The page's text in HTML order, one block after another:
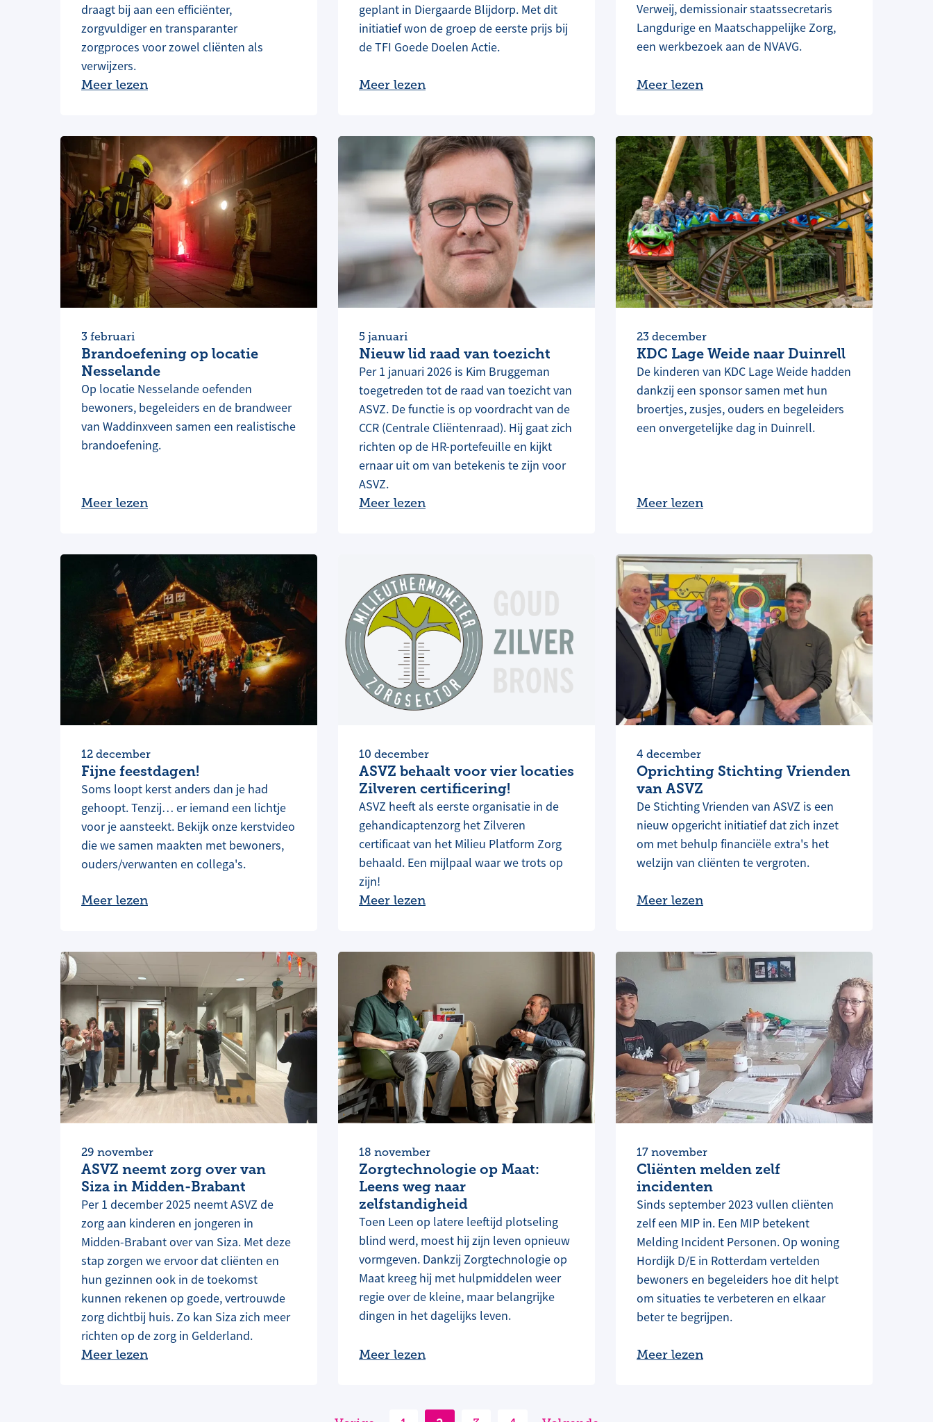
draagt bij aan een efficiënter,
zorgvuldiger en transparanter
zorgproces voor zowel cliënten als
verwijzers.
Meer lezen
geplant in Diergaarde Blijdorp. Met dit
initiatief won de groep de eerste prijs bij
de TFI Goede Doelen Actie.
Meer lezen
Verweij, demissionair staatssecretaris
Langdurige en Maatschappelijke Zorg,
een werkbezoek aan de NVAVG.
Meer lezen
Brandoefening op locatie
Nesselande
3 februari
Op locatie Nesselande oefenden
bewoners, begeleiders en de brandweer
van Waddinxveen samen een realistische
brandoefening.
Meer lezen
Nieuw lid raad van toezicht
5 januari
Per 1 januari 2026 is Kim Bruggeman
toegetreden tot de raad van toezicht van
ASVZ. De functie is op voordracht van de
CCR (Centrale Cliëntenraad). Hij gaat zich
richten op de HR-portefeuille en kijkt
ernaar uit om van betekenis te zijn voor
ASVZ.
Meer lezen
KDC Lage Weide naar Duinrell
23 december
De kinderen van KDC Lage Weide hadden
dankzij een sponsor samen met hun
broertjes, zusjes, ouders en begeleiders
een onvergetelijke dag in Duinrell.
Meer lezen
Fijne feestdagen!
12 december
Soms loopt kerst anders dan je had
gehoopt. Tenzij… er iemand een lichtje
voor je aansteekt. Bekijk onze kerstvideo
die we samen maakten met bewoners,
ouders/verwanten en collega's.
Meer lezen
ASVZ behaalt voor vier locaties
Zilveren certificering!
10 december
ASVZ heeft als eerste organisatie in de
gehandicaptenzorg het Zilveren
certificaat van het Milieu Platform Zorg
behaald. Een mijlpaal waar we trots op
zijn!
Meer lezen
Oprichting Stichting Vrienden
van ASVZ
4 december
De Stichting Vrienden van ASVZ is een
nieuw opgericht initiatief dat zich inzet
om met behulp financiële extra's het
welzijn van cliënten te vergroten.
Meer lezen
ASVZ neemt zorg over van
Siza in Midden-Brabant
29 november
Per 1 december 2025 neemt ASVZ de
zorg aan kinderen en jongeren in
Midden-Brabant over van Siza. Met deze
stap zorgen we ervoor dat cliënten en
hun gezinnen ook in de toekomst
kunnen rekenen op goede, vertrouwde
zorg dichtbij huis. Zo kan Siza zich meer
richten op de zorg in Gelderland.
Meer lezen
Zorgtechnologie op Maat:
Leens weg naar
zelfstandigheid
18 november
Toen Leen op latere leeftijd plotseling
blind werd, moest hij zijn leven opnieuw
vormgeven. Dankzij Zorgtechnologie op
Maat kreeg hij met hulpmiddelen weer
regie over de kleine, maar belangrijke
dingen in het dagelijks leven.
Meer lezen
Cliënten melden zelf
incidenten
17 november
Sinds september 2023 vullen cliënten
zelf een MIP in. Een MIP betekent
Melding Incident Personen. Op woning
Hordijk D/E in Rotterdam vertelden
bewoners en begeleiders hoe dit helpt
om situaties te verbeteren en elkaar
beter te begrijpen.
Meer lezen